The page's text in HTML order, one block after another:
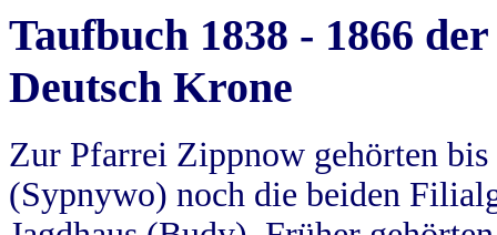
Taufbuch 1838 - 1866
Deutsch Krone
Zur Pfarrei Zippnow gehörten
(Sypnywo) noch die beiden